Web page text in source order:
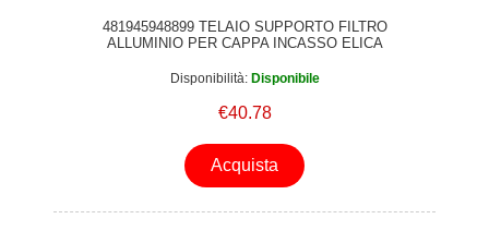
481945948899 TELAIO SUPPORTO FILTRO
ALLUMINIO PER CAPPA INCASSO ELICA
Disponibilità: Disponibile
€40.78
Acquista